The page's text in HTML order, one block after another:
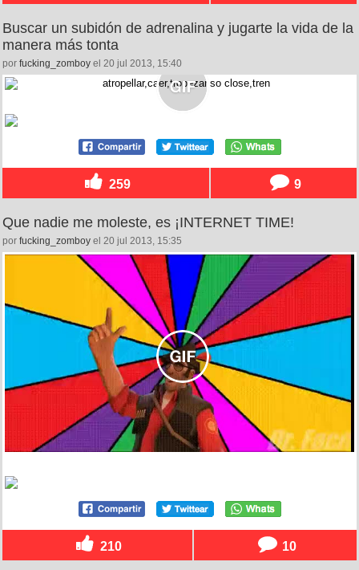
Buscar un subidón de adrenalina y jugarte la vida de la
manera más tonta
por fucking_zomboy el 20 jul 2013, 15:40
259 9
Que nadie me moleste, es ¡INTERNET TIME!
por fucking_zomboy el 20 jul 2013, 15:35
210 10